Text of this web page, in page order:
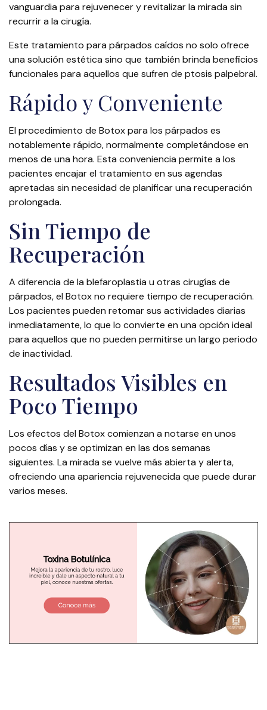
vanguardia para rejuvenecer y revitalizar la mirada sin
recurrir a la cirugía.
Este tratamiento para párpados caídos no solo ofrece
una solución estética sino que también brinda beneficios
funcionales para aquellos que sufren de ptosis palpebral.
Rápido y Conveniente
El procedimiento de Botox para los párpados es
notablemente rápido, normalmente completándose en
menos de una hora. Esta conveniencia permite a los
pacientes encajar el tratamiento en sus agendas
apretadas sin necesidad de planificar una recuperación
prolongada.
Sin Tiempo de
Recuperación
A diferencia de la blefaroplastia u otras cirugías de
párpados, el Botox no requiere tiempo de recuperación.
Los pacientes pueden retomar sus actividades diarias
inmediatamente, lo que lo convierte en una opción ideal
para aquellos que no pueden permitirse un largo periodo
de inactividad.
Resultados Visibles en
Poco Tiempo
Los efectos del Botox comienzan a notarse en unos
pocos días y se optimizan en las dos semanas
siguientes. La mirada se vuelve más abierta y alerta,
ofreciendo una apariencia rejuvenecida que puede durar
varios meses.